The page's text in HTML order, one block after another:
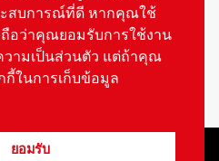
Reserved Autolifethailand
สบการณ์ที่ดี หากคุณใช้
ถือว่าคุณยอมรับการใช้งาน
วามเป็นส่วนตัว แต่ถ้าคุณ
กี้ในการเก็บข้อมูล
ยอมรับ